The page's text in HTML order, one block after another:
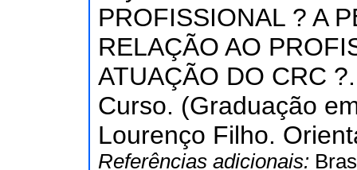
PROFISSIONAL ? A
RELAÇÃO AO
ATUAÇÃO DO CRC
Curso. (Graduação
Lourenço Filho.
Referências adicionais: